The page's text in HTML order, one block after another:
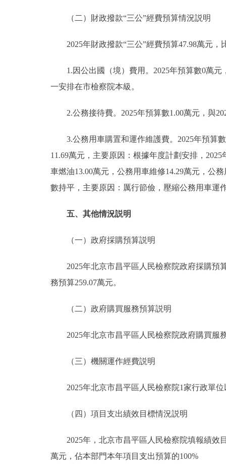
（二）財政撥款“三公”經費預算情況説明
2025年財政撥款“三公”經費預算47.98萬元，
1.因公出國（境）費用。2025年預算數0萬元
一安排在市檢察院本級。
2.公務接待費。2025年預算數1.00萬元，與
3.公務用車購置和運作維護費。2025年預算數
11.69萬元，主要原因：根據年度計劃安排，
車燃油13.00萬元，公務用車維修14.29萬元，公
數持平，主要原因：厲行節儉，壓縮公務用車運
五、其他情況説明
（一）政府採購預算説明
2025年北京市昌平區人民檢察院政府採購預算
務預算259.07萬元。
（二）政府購買服務預算説明
2025年北京市昌平區人民檢察院政府購買服
（三）機關運作經費説明
2025年北京市昌平區人民檢察院1家行政單位
（四）項目支出績效目標情況説明
2025年，北京市昌平區人民檢察院填報績效目
萬元，佔本部門本年項目支出預算的100%